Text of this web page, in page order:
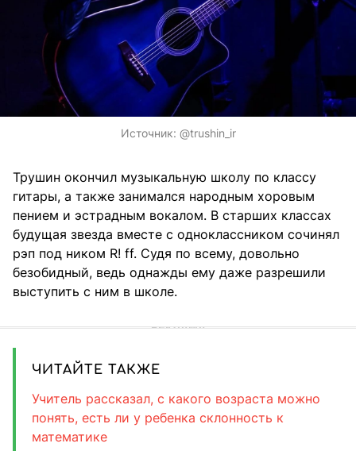
Источник: @trushin_ir
Трушин окончил музыкальную школу по классу
гитары, а также занимался народным хоровым
пением и эстрадным вокалом. В старших классах
будущая звезда вместе с одноклассником сочинял
рэп под ником R! ff. Судя по всему, довольно
безобидный, ведь однажды ему даже разрешили
выступить с ним в школе.
ЧИТАЙТЕ ТАКЖЕ
Учитель рассказал, с какого возраста можно
понять, есть ли у ребенка склонность к
математике